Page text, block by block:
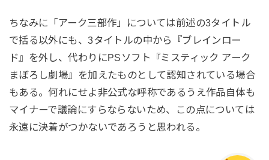
ちなみに「アーク三部作」については前述の3タイトル
で括る以外にも、3タイトルの中から『ブレインロー
ド』を外し、代わりにPSソフト『ミスティック アーク
まぼろし劇場』を加えたものとして認知されている場合
もある。何れにせよ非公式な呼称であるうえ作品自体も
マイナーで議論にすらならないため、この点については
永遠に決着がつかないであろうと思われる。